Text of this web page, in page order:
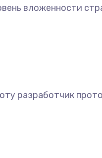
вложенности
разработчик